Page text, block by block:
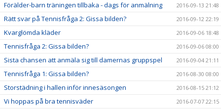
Förälder-barn träningen tillbaka - dags för anmälning 2016-09-13 21:48
Rätt svar på Tennisfråga 2: Gissa bilden? 2016-09-12 22:19
Kvarglömda kläder 2016-09-06 18:48
Tennisfråga 2: Gissa bilden? 2016-09-06 08:00
Sista chansen att anmäla sig till damernas gruppspel 2016-09-04 21:11
Tennisfråga 1: Gissa bilden? 2016-08-30 08:00
Storstädning i hallen inför innesäsongen 2016-08-15 21:12
Vi hoppas på bra tennisväder 2016-07-07 22:15